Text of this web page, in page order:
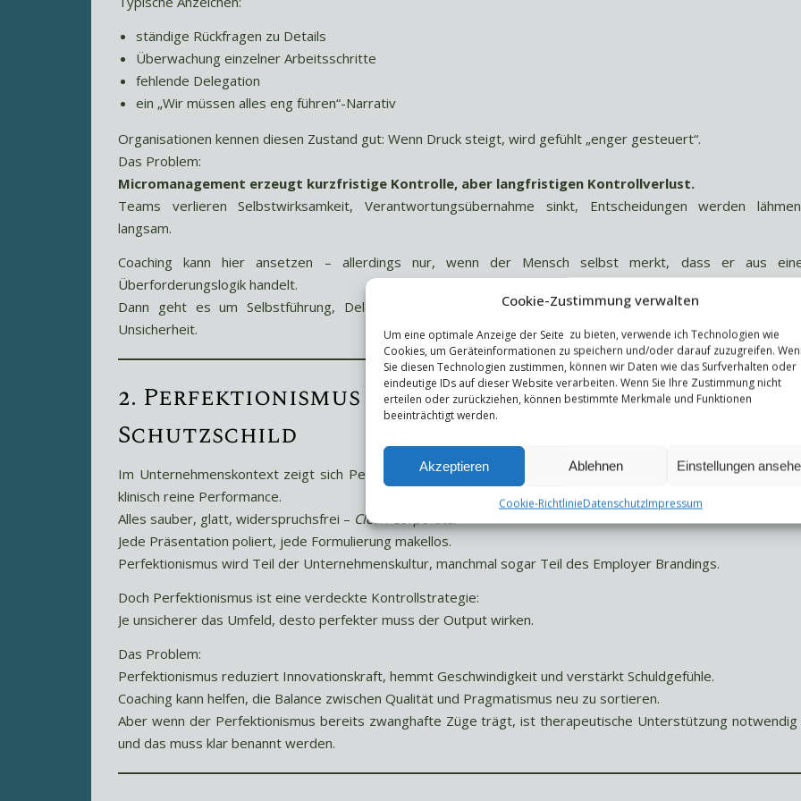
Cookie-Zustimmung verwalten
Um eine optimale Anzeige der Seite zu bieten, verwende ich Technologien wie
Cookies, um Geräteinformationen zu speichern und/oder darauf zuzugreifen.
Sie diesen Technologien zustimmen, können wir Daten wie das Surfverhalten oder
eindeutige IDs auf dieser Website verarbeiten. Wenn Sie Ihre Zustimmung nicht
erteilen oder zurückziehen, können bestimmte Merkmale und Funktionen
beeinträchtigt werden.
Akzeptieren Ablehnen Einstellungen
Cookie-RichtlinieDatenschutzImpressum
ständige Rückfragen zu Details
Überwachung einzelner Arbeitsschritte
fehlende Delegation
ein „Wir müssen alles eng führen“-Narrativ
Organisationen kennen diesen Zustand gut: Wenn Druck steigt, wird gefühlt „enger gesteuert“.
Das Problem:
Micromanagement erzeugt kurzfristige Kontrolle, aber langfristigen Kontrollverlust.
Teams verlieren Selbstwirksamkeit, Verantwortungsübernahme sinkt, Entscheidungen werden
langsam.
Coaching kann hier ansetzen – allerdings nur, wenn der Mensch selbst merkt, dass er aus
Überforderungslogik handelt.
Dann geht es um Selbstführung, Delegationskompetenz, Vertrauen, Priorisierung und das Navigieren
Unsicherheit.
2. Perfektionismus – Clean Corporate als
Schutzschild
Im Unternehmenskontext zeigt sich Perfektionismus oft weniger als „Fehlerangst“, sondern als
klinisch reine Performance.
Alles sauber, glatt, widerspruchsfrei – Clean Corporate
Jede Präsentation poliert, jede Formulierung makellos.
Perfektionismus wird Teil der Unternehmenskultur, manchmal sogar Teil des Employer Brandings.
Doch Perfektionismus ist eine verdeckte Kontrollstrategie:
Je unsicherer das Umfeld, desto perfekter muss der Output wirken.
Das Problem:
Perfektionismus reduziert Innovationskraft, hemmt Geschwindigkeit und verstärkt Schuldgefühle.
Coaching kann helfen, die Balance zwischen Qualität und Pragmatismus neu zu sortieren.
Aber wenn der Perfektionismus bereits zwanghafte Züge trägt, ist therapeutische Unterstützung notwendig
und das muss klar benannt werden.